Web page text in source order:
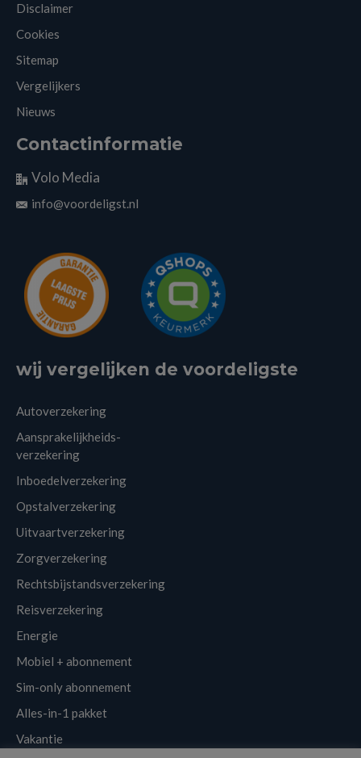
Disclaimer
Cookies
Sitemap
Vergelijkers
Nieuws
Contactinformatie
Volo Media
info@voordeligst.nl
wij vergelijken de voordeligste
Autoverzekering
Aansprakelijkheids-
verzekering
Inboedelverzekering
Opstalverzekering
Uitvaartverzekering
Zorgverzekering
Rechtsbijstandsverzekering
Reisverzekering
Energie
Mobiel + abonnement
Sim-only abonnement
Alles-in-1 pakket
Vakantie